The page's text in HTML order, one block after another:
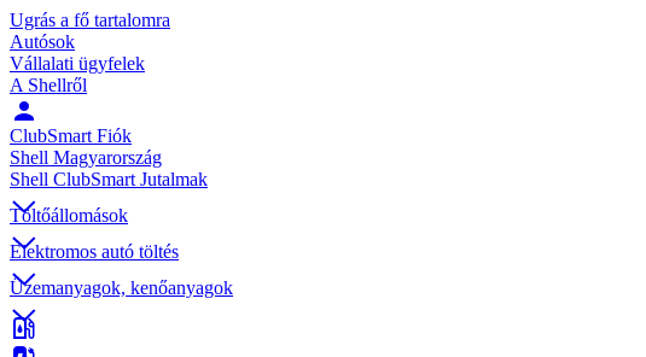
Ugrás a fő tartalomra
Autósok
Vállalati ügyfelek
A Shellről
ClubSmart Fiók
Shell Magyarország
Shell ClubSmart Jutalmak
Töltőállomások
Elektromos autó töltés
Üzemanyagok, kenőanyagok